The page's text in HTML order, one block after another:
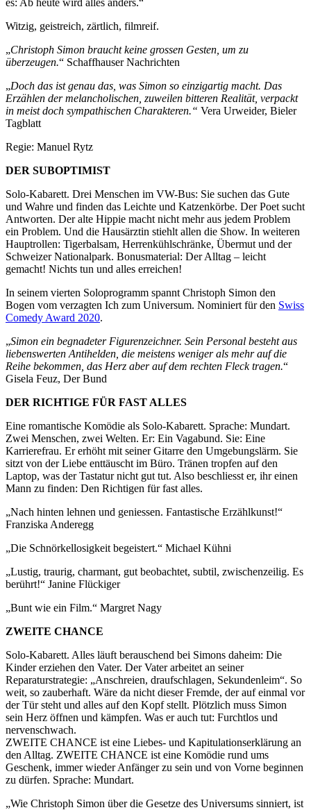
Witzig, geistreich, zärtlich, filmreif.
„Christoph Simon braucht keine grossen Gesten, um zu
überzeugen.“ Schaffhauser Nachrichten
„Doch das ist genau das, was Simon so einzigartig macht. Das
Erzählen der melancholischen, zuweilen bitteren Realität, verpackt
in meist doch sympathischen Charakteren.“ Vera Urweider, Bieler
Tagblatt
Regie: Manuel Rytz
DER SUBOPTIMIST
Solo-Kabarett. Drei Menschen im VW-Bus: Sie suchen das Gute
und Wahre und finden das Leichte und Katzenkörbe. Der Poet sucht
Antworten. Der alte Hippie macht nicht mehr aus jedem Problem
ein Problem. Und die Hausärztin stiehlt allen die Show. In weiteren
Hauptrollen: Tigerbalsam, Herrenkühlschränke, Übermut und der
Schweizer Nationalpark. Bonusmaterial: Der Alltag – leicht
gemacht! Nichts tun und alles erreichen!
In seinem vierten Soloprogramm spannt Christoph Simon den
Bogen vom verzagten Ich zum Universum. Nominiert für den Swiss
Comedy Award 2020.
„Simon ein begnadeter Figurenzeichner. Sein Personal besteht aus
liebenswerten Antihelden, die meistens weniger als mehr auf die
Reihe bekommen, das Herz aber auf dem rechten Fleck tragen.“
Gisela Feuz, Der Bund
DER RICHTIGE FÜR FAST ALLES
Eine romantische Komödie als Solo-Kabarett. Sprache: Mundart.
Zwei Menschen, zwei Welten. Er: Ein Vagabund. Sie: Eine
Karrierefrau. Er erhöht mit seiner Gitarre den Umgebungslärm. Sie
sitzt von der Liebe enttäuscht im Büro. Tränen tropfen auf den
Laptop, was der Tastatur nicht gut tut. Also beschliesst er, ihr einen
Mann zu finden: Den Richtigen für fast alles.
„Nach hinten lehnen und geniessen. Fantastische Erzählkunst!“
Franziska Anderegg
„Die Schnörkellosigkeit begeistert.“ Michael Kühni
„Lustig, traurig, charmant, gut beobachtet, subtil, zwischenzeilig. Es
berührt!“ Janine Flückiger
„Bunt wie ein Film.“ Margret Nagy
ZWEITE CHANCE
Solo-Kabarett. Alles läuft berauschend bei Simons daheim: Die
Kinder erziehen den Vater. Der Vater arbeitet an seiner
Reparaturstrategie: „Anschreien, draufschlagen, Sekundenleim“. So
weit, so zauberhaft. Wäre da nicht dieser Fremde, der auf einmal vor
der Tür steht und alles auf den Kopf stellt. Plötzlich muss Simon
sein Herz öffnen und kämpfen. Was er auch tut: Furchtlos und
nervenschwach.
ZWEITE CHANCE ist eine Liebes- und Kapitulationserklärung an
den Alltag. ZWEITE CHANCE ist eine Komödie rund ums
Geschenk, immer wieder Anfänger zu sein und von Vorne beginnen
zu dürfen. Sprache: Mundart.
„Wie Christoph Simon über die Gesetze des Universums sinniert, ist